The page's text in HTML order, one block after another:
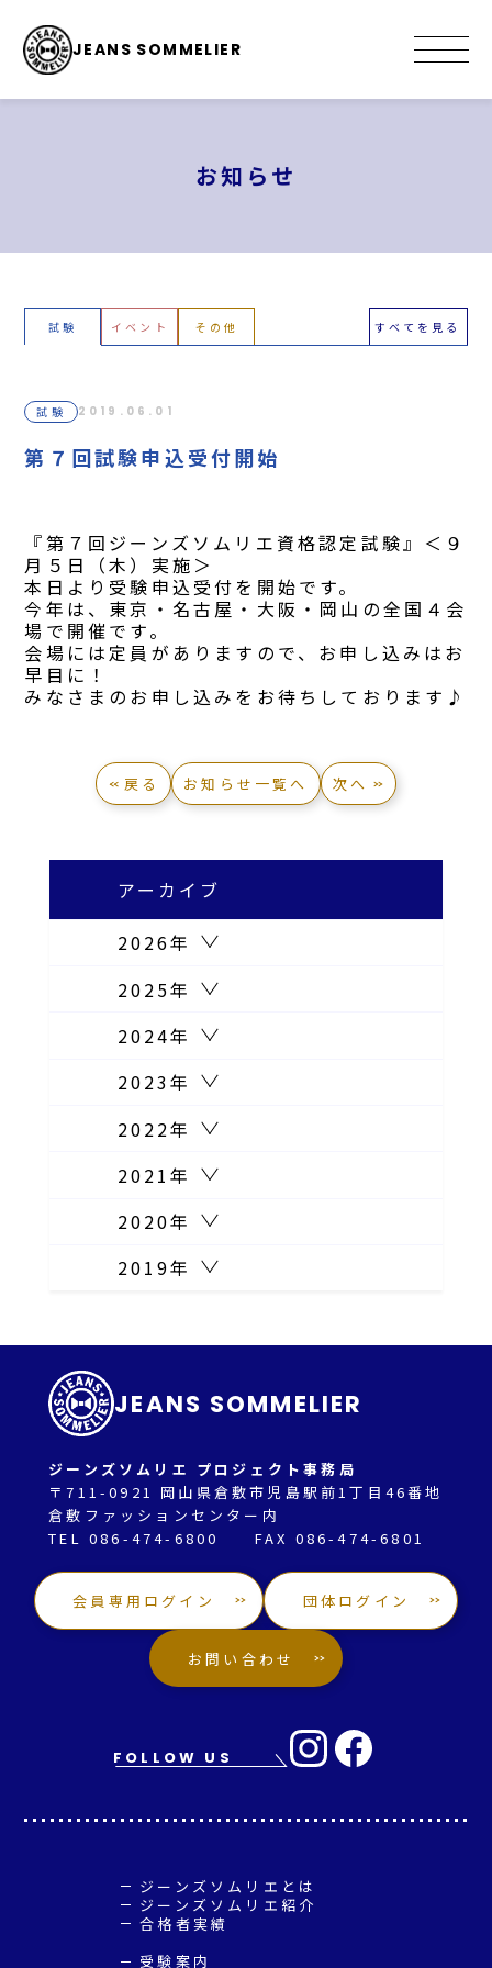
JEANS SOMMELIER
お知らせ
試験 イベント その他 すべてを見る
試験 2019.06.01
第７回試験申込受付開始
『第７回ジーンズソムリエ資格認定試験』＜９
月５日（木）実施＞
本日より受験申込受付を開始です。
今年は、東京・名古屋・大阪・岡山の全国４会
場で開催です。
会場には定員がありますので、お申し込みはお
早目に！
みなさまのお申し込みをお待ちしております♪
戻る お知らせ一覧へ 次へ
アーカイブ
2026年
2025年
2024年
2023年
2022年
2021年
2020年
2019年
JEANS SOMMELIER
ジーンズソムリエ プロジェクト事務局
〒711-0921 岡山県倉敷市児島駅前1丁目46番地
倉敷ファッションセンター内
TEL 086-474-6800 FAX 086-474-6801
会員専用ログイン 団体ログイン
お問い合わせ
FOLLOW US
ジーンズソムリエとは
ジーンズソムリエ紹介
合格者実績
受験案内